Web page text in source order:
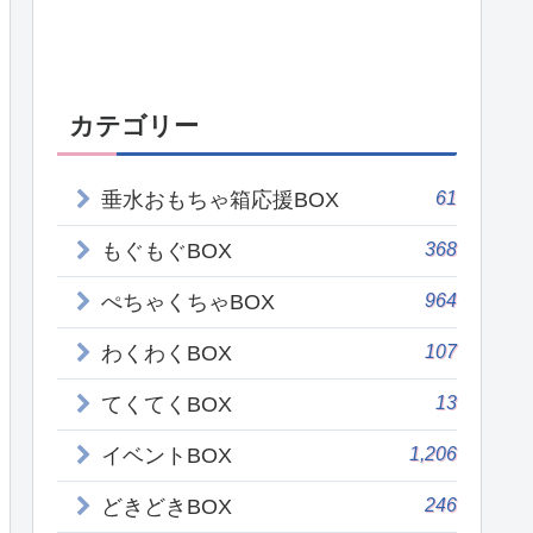
カテゴリー
垂水おもちゃ箱応援BOX 61
もぐもぐBOX 368
ぺちゃくちゃBOX 964
わくわくBOX 107
てくてくBOX 13
イベントBOX 1,206
どきどきBOX 246